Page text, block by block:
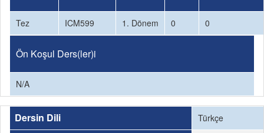
Tez ICM599 1. Dönem 0 0
Ön Koşul Ders(ler)i
N/A
Dersin Dili Türkçe